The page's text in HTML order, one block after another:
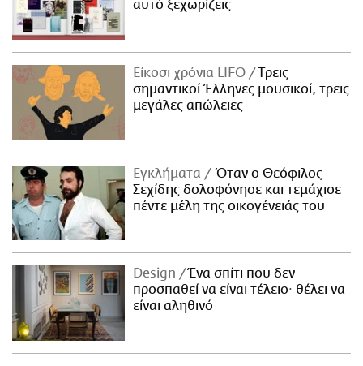
αυτό ξεχωρίζεις
Είκοσι χρόνια LIFO
Tρεις
σημαντικοί Έλληνες μουσικοί, τρεις
μεγάλες απώλειες
Εγκλήματα
Όταν ο Θεόφιλος
Σεχίδης δολοφόνησε και τεμάχισε
πέντε μέλη της οικογένειάς του
Design
Ένα σπίτι που δεν
προσπαθεί να είναι τέλειο· θέλει να
είναι αληθινό